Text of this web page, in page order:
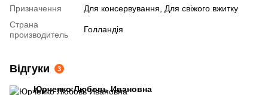
Призначення
Для консервування, Для свіжого вжитку
Страна
производитель
Голландія
Відгуки 3
Юрченко Любовь Ивановна